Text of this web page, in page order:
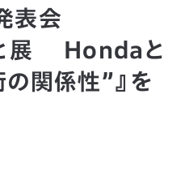
表会
展 Hondaと
関係性”』を